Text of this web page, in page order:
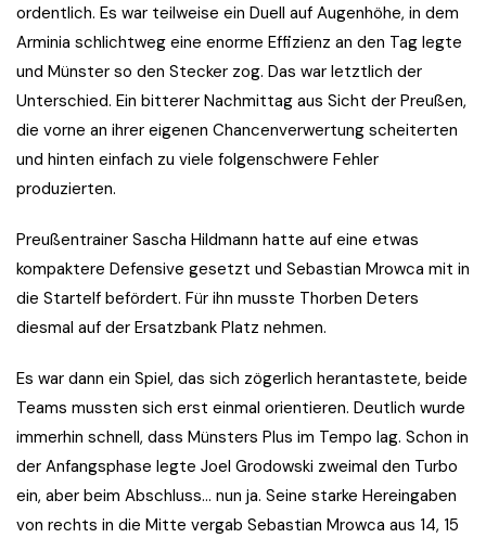
ordentlich. Es war teilweise ein Duell auf Augenhöhe, in dem
Arminia schlichtweg eine enorme Effizienz an den Tag legte
und Münster so den Stecker zog. Das war letztlich der
Unterschied. Ein bitterer Nachmittag aus Sicht der Preußen,
die vorne an ihrer eigenen Chancenverwertung scheiterten
und hinten einfach zu viele folgenschwere Fehler
produzierten.
Preußentrainer Sascha Hildmann hatte auf eine etwas
kompaktere Defensive gesetzt und Sebastian Mrowca mit in
die Startelf befördert. Für ihn musste Thorben Deters
diesmal auf der Ersatzbank Platz nehmen.
Es war dann ein Spiel, das sich zögerlich herantastete, beide
Teams mussten sich erst einmal orientieren. Deutlich wurde
immerhin schnell, dass Münsters Plus im Tempo lag. Schon in
der Anfangsphase legte Joel Grodowski zweimal den Turbo
ein, aber beim Abschluss… nun ja. Seine starke Hereingaben
von rechts in die Mitte vergab Sebastian Mrowca aus 14, 15